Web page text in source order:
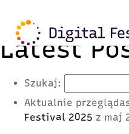
Latest
Szukaj:
Aktualnie
Festival 2025 z maj